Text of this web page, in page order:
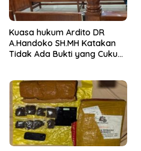
Kuasa hukum Ardito DR
A.Handoko SH.MH Katakan
Tidak Ada Bukti yang Cukup